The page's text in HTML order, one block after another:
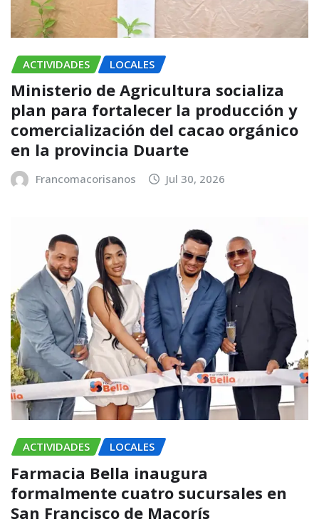
ACTIVIDADES LOCALES
Ministerio de Agricultura socializa
plan para fortalecer la producción y
comercialización del cacao orgánico
en la provincia Duarte
Francomacorisanos Jul 30, 2026
ACTIVIDADES LOCALES
Farmacia Bella inaugura
formalmente cuatro sucursales en
San Francisco de Macorís